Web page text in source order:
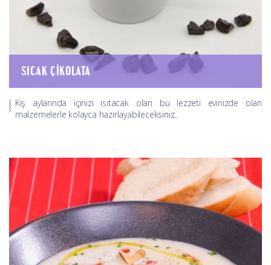
SICAK ÇIKOLATA
Kış aylarında içinizi ısıtacak olan bu lezzeti evinizde olan
malzemelerle kolayca hazırlayabileceksiniz..